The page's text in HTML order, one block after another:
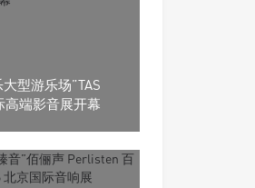
型游乐场”TAS
高端影音展开幕